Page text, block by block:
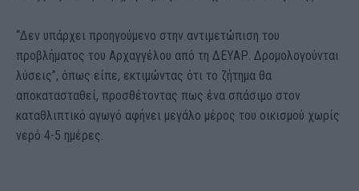
“Δεν υπάρχει προηγούμενο στην αντιμετώπιση του
προβλήματος του Αρχαγγέλου από τη ΔΕΥΑΡ. Δρομολογούνται
λύσεις”, όπως είπε, εκτιμώντας ότι το ζήτημα θα
αποκατασταθεί, προσθέτοντας πως ένα σπάσιμο στον
καταθλιπτικό αγωγό αφήνει μεγάλο μέρος του οικισμού χωρίς
νερό 4-5 ημέρες.